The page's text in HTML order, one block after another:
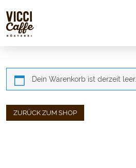
Dein Warenkorb ist derzeit leer.
ZURÜCK ZUM SHOP